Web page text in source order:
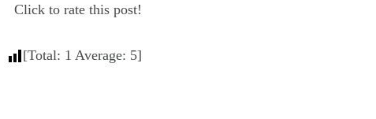
Click to rate this post!
[Total: 1 Average: 5]